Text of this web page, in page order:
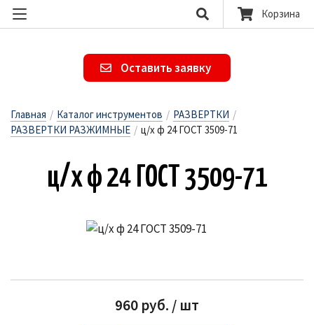
Корзина
Оставить заявку
Главная / Каталог инструментов / РАЗВЕРТКИ /
РАЗВЕРТКИ РАЗЖИМНЫЕ / ц/х ф 24 ГОСТ 3509-71
ц/х ф 24 ГОСТ 3509-71
960 руб. / шт